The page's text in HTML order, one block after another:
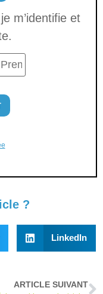
m’identifie et
?
LinkedIn
ARTICLE SUIVANT